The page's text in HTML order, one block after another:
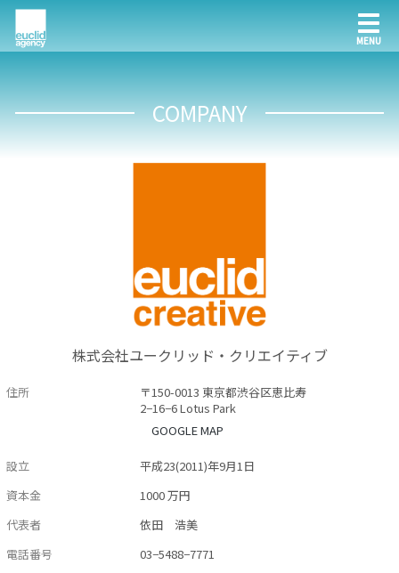
COMPANY
株式会社ユークリッド・クリエイティブ
住所
〒150-0013 東京都渋谷区恵比寿
2−16−6 Lotus Park
GOOGLE MAP
設立
平成23(2011)年9月1日
資本金
1000 万円
代表者
依田 浩美
電話番号
03−5488−7771